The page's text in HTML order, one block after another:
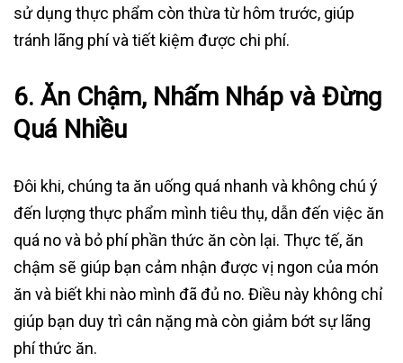
sử dụng thực phẩm còn thừa từ hôm trước, giúp
tránh lãng phí và tiết kiệm được chi phí.
6. Ăn Chậm, Nhấm Nháp và Đừng
Quá Nhiều
Đôi khi, chúng ta ăn uống quá nhanh và không chú ý
đến lượng thực phẩm mình tiêu thụ, dẫn đến việc ăn
quá no và bỏ phí phần thức ăn còn lại. Thực tế, ăn
chậm sẽ giúp bạn cảm nhận được vị ngon của món
ăn và biết khi nào mình đã đủ no. Điều này không chỉ
giúp bạn duy trì cân nặng mà còn giảm bớt sự lãng
phí thức ăn.